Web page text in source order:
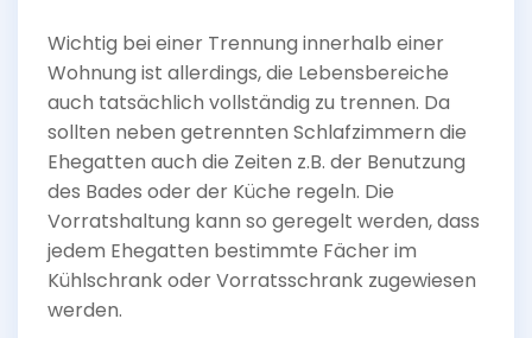
Wichtig bei einer Trennung innerhalb einer
Wohnung ist allerdings, die Lebensbereiche
auch tatsächlich vollständig zu trennen. Da
sollten neben getrennten Schlafzimmern die
Ehegatten auch die Zeiten z.B. der Benutzung
des Bades oder der Küche regeln. Die
Vorratshaltung kann so geregelt werden, dass
jedem Ehegatten bestimmte Fächer im
Kühlschrank oder Vorratsschrank zugewiesen
werden.